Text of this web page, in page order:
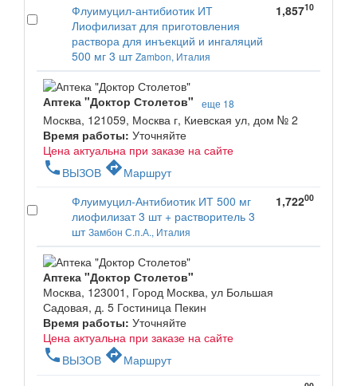
Флуимуцил-антибиотик ИТ
Лиофилизат для приготовления
раствора для инъекций и ингаляций
500 мг 3 штZambon, Италия
1,85710
Аптека "Доктор Столетов" еще 18
Москва, 121059, Москва г, Киевская ул, дом № 2
Время работы: Уточняйте
Цена актуальна при заказе на сайте
phone ВЫЗОВ directionsМаршрут
Флуимуцил-Антибиотик ИТ 500 мг
лиофилизат 3 шт + растворитель 3
штЗамбон С.п.А., Италия
1,72200
Аптека "Доктор Столетов"
Москва, 123001, Город Москва, ул Большая
Садовая, д. 5 Гостиница Пекин
Время работы: Уточняйте
Цена актуальна при заказе на сайте
phone ВЫЗОВ directionsМаршрут